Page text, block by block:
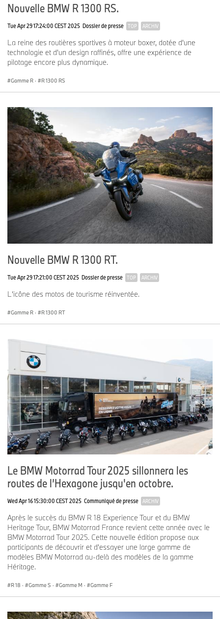
Nouvelle BMW R 1300 RS.
Tue Apr 29 17:24:00 CEST 2025 Dossier de presse TOP ARCHIV
La reine des routières sportives à moteur boxer, dotée d'une
technologie et d'un design raffinés, offre une expérience de
pilotage encore plus dynamique.
Gamme R · R 1300 RS
Nouvelle BMW R 1300 RT.
Tue Apr 29 17:21:00 CEST 2025 Dossier de presse TOP ARCHIV
L'icône des motos de tourisme réinventée.
Gamme R · R 1300 RT
Le BMW Motorrad Tour 2025 sillonnera les
routes de l’Hexagone jusqu'en octobre.
Wed Apr 16 15:30:00 CEST 2025 Communiqué de presse ARCHIV
Après le succès du BMW R 18 Experience Tour et du BMW
Heritage Tour, BMW Motorrad France revient cette année avec le
BMW Motorrad Tour 2025. Cette nouvelle édition propose aux
participants de découvrir et d'essayer une large gamme de
modèles BMW Motorrad au-delà des modèles de la gamme
Héritage.
R 18 · Gamme S · Gamme M · Gamme F